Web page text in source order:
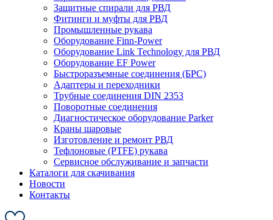
Защитные спирали для РВД
Фитинги и муфты для РВД
Промышленные рукава
Оборудование Finn-Power
Оборудование Link Technology для РВД
Оборудование EF Power
Быстроразъемные соединения (БРС)
Адаптеры и переходники
Трубные соединения DIN 2353
Поворотные соединения
Диагностическое оборудование Parker
Краны шаровые
Изготовление и ремонт РВД
Тефлоновые (PTFE) рукава
Сервисное обслуживание и запчасти
Каталоги для скачивания
Новости
Контакты